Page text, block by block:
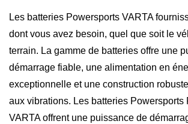
Les batteries Powersports VARTA
dont vous avez besoin, quel que soit le
terrain. La gamme de batteries offre une
démarrage fiable, une alimentation en
exceptionnelle et une construction
aux vibrations. Les batteries Powersports
VARTA offrent une puissance de